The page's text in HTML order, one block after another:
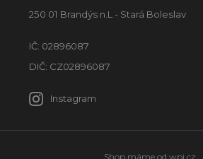
250 01 Brandýs n.L - Stará Boleslav
IČ: 02896087
DIČ: CZ02896087
Instagram
Shop máme od wpj.cz